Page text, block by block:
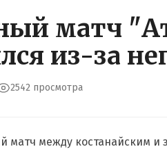
матч
из-за
2542 просмотра
матч между костанайским и